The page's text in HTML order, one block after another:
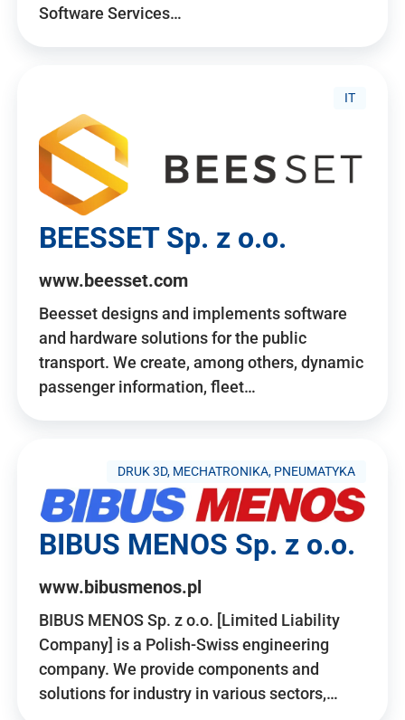
Software Services…
IT
BEESSET Sp. z o.o.
www.beesset.com
Beesset designs and implements software
and hardware solutions for the public
transport. We create, among others, dynamic
passenger information, fleet…
DRUK 3D, MECHATRONIKA, PNEUMATYKA
BIBUS MENOS Sp. z o.o.
www.bibusmenos.pl
BIBUS MENOS Sp. z o.o. [Limited Liability
Company] is a Polish-Swiss engineering
company. We provide components and
solutions for industry in various sectors,…